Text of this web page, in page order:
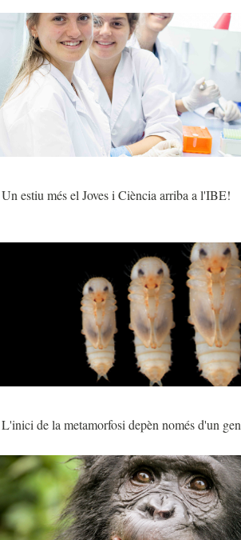
Un estiu més el Joves i Ciència arriba a l'IBE!
L'inici de la metamorfosi depèn només d'un gen